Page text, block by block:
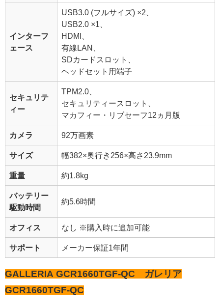
インターフ
ェース
USB3.0 (フルサイズ) ×2、
USB2.0 ×1、
HDMI、
有線LAN、
SDカードスロット、
ヘッドセット用端子
セキュリテ
ィー
TPM2.0、
セキュリティースロット、
マカフィー・リブセーフ12ヵ月版
カメラ 92万画素
サイズ 幅382×奥行き256×高さ23.9mm
重量 約1.8kg
バッテリー
駆動時間
約5.6時間
オフィス なし ※購入時に追加可能
サポート メーカー保証1年間
GALLERIA GCR1660TGF-QC ガレリア
GCR1660TGF-QC